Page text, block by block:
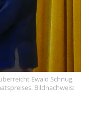
Ewald Schnug
Bildnachweis: